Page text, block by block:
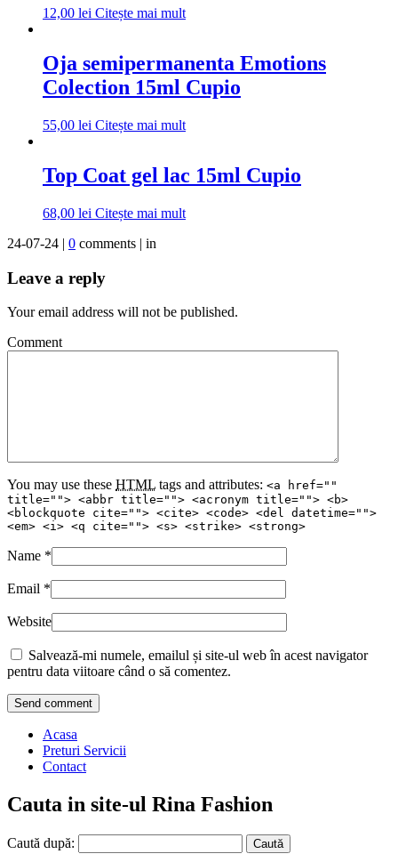
12,00 lei Citește mai mult
Oja semipermanenta Emotions
Colection 15ml Cupio
55,00 lei Citește mai mult
Top Coat gel lac 15ml Cupio
68,00 lei Citește mai mult
24-07-24 | 0 comments | in
Leave a reply
Your email address will not be published.
Comment
You may use these HTML tags and attributes: <a href=""
title=""> <abbr title=""> <acronym title=""> <b>
<blockquote cite=""> <cite> <code> <del datetime="">
<em> <i> <q cite=""> <s> <strike> <strong>
Name *
Email *
Website
Salvează-mi numele, emailul și site-ul web în acest navigator
pentru data viitoare când o să comentez.
Acasa
Preturi Servicii
Contact
Cauta in site-ul Rina Fashion
Caută după: